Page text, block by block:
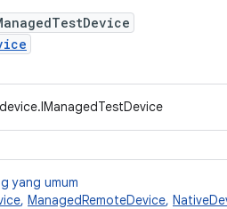
yang umum
, ManagedRemoteDevice,